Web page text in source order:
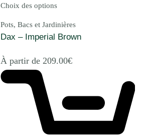
Choix des options
Pots, Bacs et Jardinières
Dax – Imperial Brown
À partir de 209.00€